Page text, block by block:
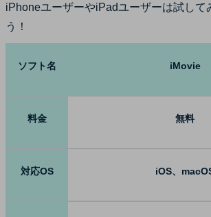
iPhoneユーザーやiPadユーザーは試して
う！
ソフト名 iMovie
料金 無料
対応OS iOS、